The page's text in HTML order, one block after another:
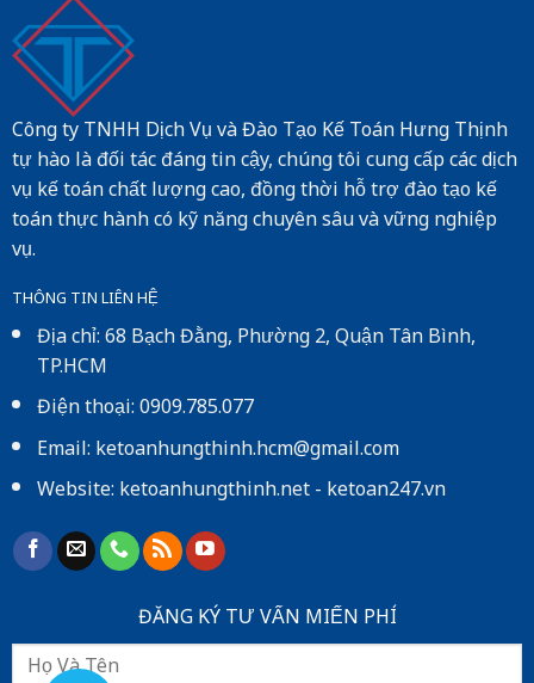
Công ty TNHH Dịch Vụ và Đào Tạo Kế Toán Hưng Thịnh
tự hào là đối tác đáng tin cậy, chúng tôi cung cấp các dịch
vụ kế toán chất lượng cao, đồng thời hỗ trợ đào tạo kế
toán thực hành có kỹ năng chuyên sâu và vững nghiệp
vụ.
THÔNG TIN LIÊN HỆ
Địa chỉ: 68 Bạch Đằng, Phường 2, Quận Tân Bình,
TP.HCM
Điện thoại: 0909.785.077
Email: ketoanhungthinh.hcm@gmail.com
Website:ketoanhungthinh.net-ketoan247.vn
ĐĂNG KÝ TƯ VẤN MIẾN PHÍ